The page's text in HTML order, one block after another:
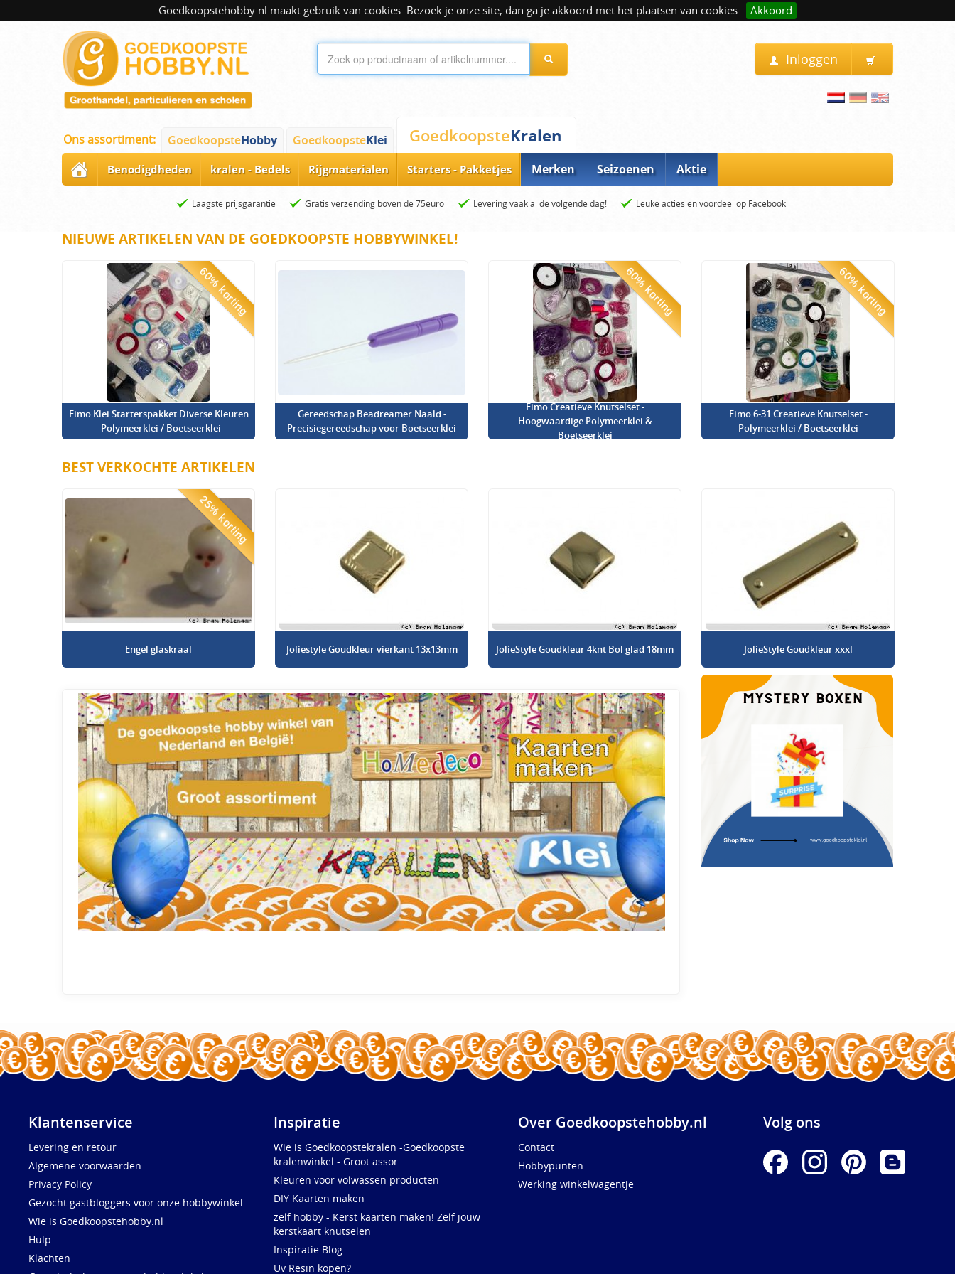
Goedkoopstehobby.nl maakt gebruik van cookies. Bezoek je onze site, dan ga je akkoord met het plaatsen van cookies. Akkoord
Inloggen
Ons assortiment: GoedkoopsteHobby GoedkoopsteKlei GoedkoopsteKralen
Benodigdheden kralen - Bedels Rijgmaterialen Starters - Pakketjes Merken Seizoenen Aktie
Laagste prijsgarantie Gratis verzending boven de 75euro Levering vaak al de volgende dag! Leuke acties en voordeel op Facebook
NIEUWE ARTIKELEN VAN DE GOEDKOOPSTE HOBBYWINKEL!
60% korting
Fimo Klei Starterspakket Diverse Kleuren
- Polymeerklei / Boetseerklei
Gereedschap Beadreamer Naald -
Precisiegereedschap voor Boetseerklei
60% korting
Fimo Creatieve Knutselset -
Hoogwaardige Polymeerklei &
Boetseerklei
60% korting
Fimo 6-31 Creatieve Knutselset -
Polymeerklei / Boetseerklei
BEST VERKOCHTE ARTIKELEN
25% korting
Engel glaskraal Joliestyle Goudkleur vierkant 13x13mm JolieStyle Goudkleur 4knt Bol glad 18mm JolieStyle Goudkleur xxxl
Klantenservice
Levering en retour
Algemene voorwaarden
Privacy Policy
Gezocht gastbloggers voor onze hobbywinkel
Wie is Goedkoopstehobby.nl
Hulp
Klachten
Inspiratie
Wie is Goedkoopstekralen -Goedkoopste
kralenwinkel - Groot assor
Kleuren voor volwassen producten
DIY Kaarten maken
zelf hobby - Kerst kaarten maken! Zelf jouw
kerstkaart knutselen
Inspiratie Blog
Uv Resin kopen?
Over Goedkoopstehobby.nl
Contact
Hobbypunten
Werking winkelwagentje
Volg ons